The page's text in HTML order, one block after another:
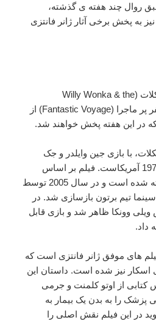
روال چند هفته ی گذشته،
به پخش برخی آثار ژانر فانتزی
ویلی وونکا و کارخانه‌ی شکلات (Willy Wonka & the
Chocolate Factory) و سفر پر ماجرا (Fantastic Voyage) از
در این هفته پخش خواهند شد.
با بازی جین وایلدر و جک
آلبرتسون محصول سال 1971 آمریکاست. فیلم بر اساس
داستانی از رولد دال ساخته شده است و در سال 2005 توسط
تیم برتون بازسازی شد. در
وونکا ظاهر شد و بازی قابل
داد.
های موفق ژانر فانتزی است که
نیز شده است. داستان این
کتابی از اوتو کلمنت و جرمی
را به بدن یک بیمار به
در این فیلم نقش اصلی را